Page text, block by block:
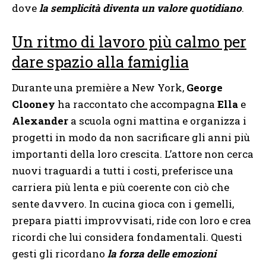
dovela semplicità diventa un valore quotidiano.
Un ritmo di lavoro più calmo per
dare spazio alla famiglia
Durante una première a New York, George
Clooney ha raccontato che accompagna Ella e
Alexander a scuola ogni mattina e organizza i
progetti in modo da non sacrificare gli anni più
importanti della loro crescita. L’attore non cerca
nuovi traguardi a tutti i costi, preferisce una
carriera più lenta e più coerente con ciò che
sente davvero. In cucina gioca con i gemelli,
prepara piatti improvvisati, ride con loro e crea
ricordi che lui considera fondamentali. Questi
gesti gli ricordano la forza delle emozioni